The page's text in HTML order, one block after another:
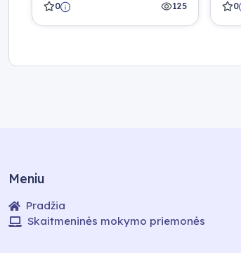
0 125 0
Meniu
Pradžia
Skaitmeninės mokymo priemonės